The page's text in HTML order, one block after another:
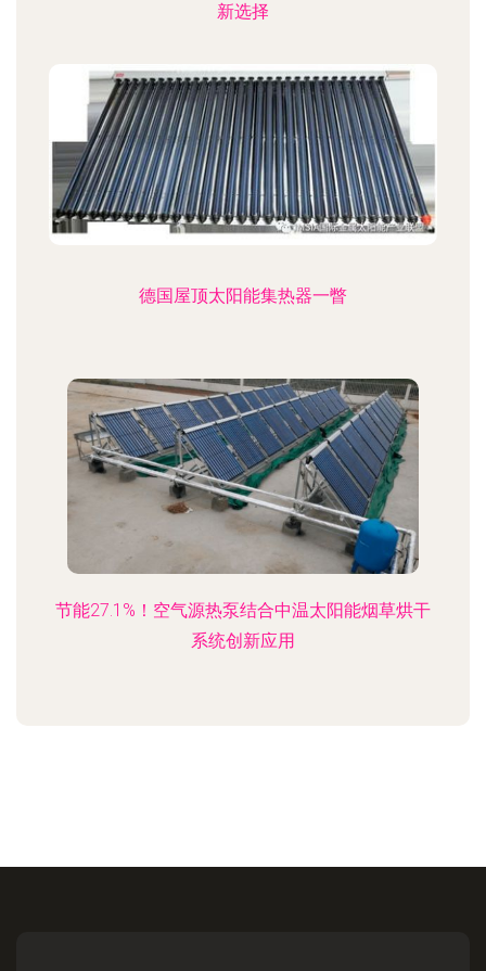
新选择
德国屋顶太阳能集热器一瞥
节能27.1%！空气源热泵结合中温太阳能烟草烘干
系统创新应用